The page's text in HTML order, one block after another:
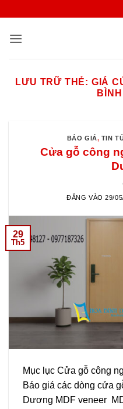
nội
LƯU TRỮ THẺ: GIÁ
BÁO GIÁ, TIN
Cửa gỗ công
ĐĂNG VÀO29/
29
Th5
Mục lục Cửa gỗ công
Báo giá các dòng cửa
Dương MDF veneer